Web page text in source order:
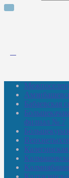
Бабаевская
филиал № 7